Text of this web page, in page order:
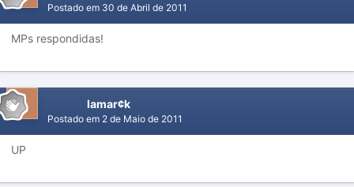
Postado em 30 de Abril de 2011
MPs respondidas!
lamar¢k
Postado em 2 de Maio de 2011
UP